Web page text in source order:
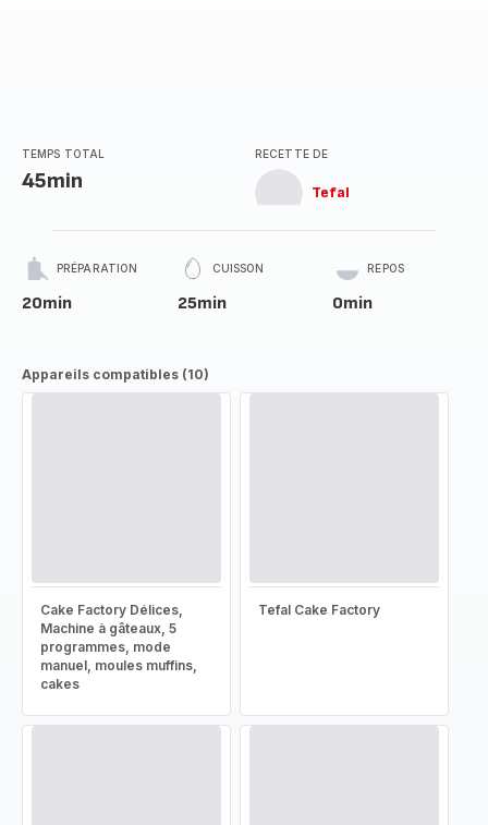
TEMPS TOTAL
45min
RECETTE DE
Tefal
PRÉPARATION
20min
CUISSON
25min
REPOS
0min
Appareils compatibles (10)
Cake Factory Délices,
Machine à gâteaux, 5
programmes, mode
manuel, moules muffins,
cakes
Tefal Cake Factory